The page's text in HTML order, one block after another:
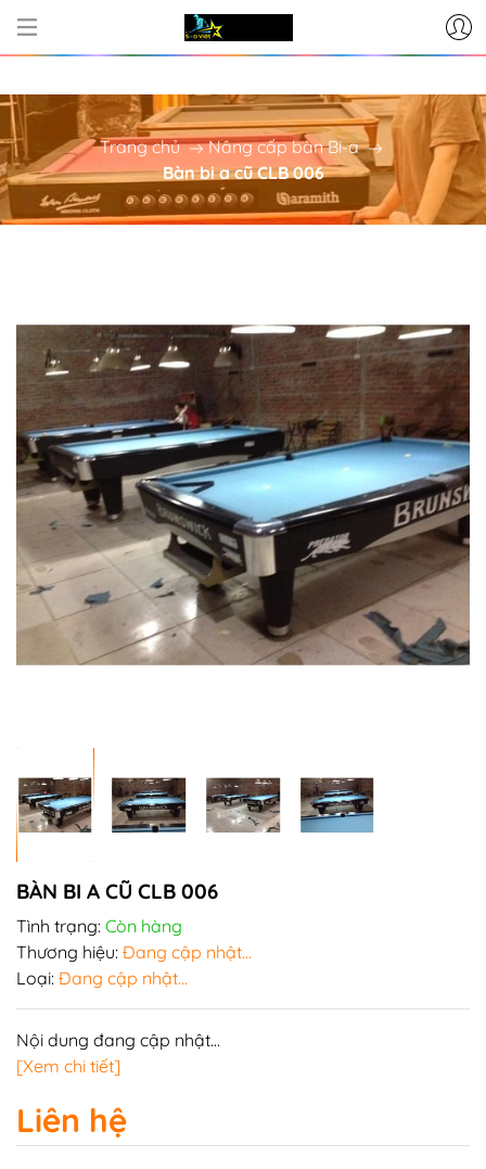
CƠ SỞ CUNG CẤP BÀN BI-A
Trang chủ
Nâng cấp bàn Bi-a
Bàn bi a cũ CLB 006
BÀN BI A CŨ CLB 006
Tình trạng: Còn hàng
Thương hiệu: Đang cập nhật...
Loại: Đang cập nhật...
Nội dung đang cập nhật...
[Xem chi tiết]
Liên hệ